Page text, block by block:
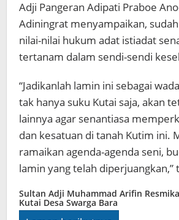
Adji Pangeran Adipati Praboe
Adiningrat menyampaikan,
nilai-nilai hukum adat istiadat
tertanam dalam sendi-sendi
“Jadikanlah lamin ini sebagai
tak hanya suku Kutai saja, akan
lainnya agar senantiasa
dan kesatuan di tanah Kutim ini.
ramaikan agenda-agenda seni,
lamin yang telah diperjuangkan,”
Sultan Adji Muhammad Arifin
Kutai Desa Swarga Bara